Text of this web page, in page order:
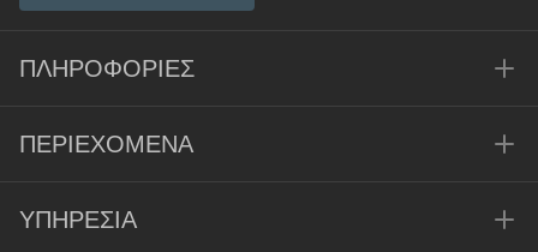
ΠΛΗΡΟΦΟΡΊΕΣ
ΠΕΡΙΕΧΌΜΕΝΑ
ΥΠΗΡΕΣΊΑ